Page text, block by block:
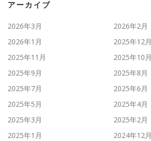
アーカイブ
2026年3月
2026年2月
2026年1月
2025年12月
2025年11月
2025年10月
2025年9月
2025年8月
2025年7月
2025年6月
2025年5月
2025年4月
2025年3月
2025年2月
2025年1月
2024年12月